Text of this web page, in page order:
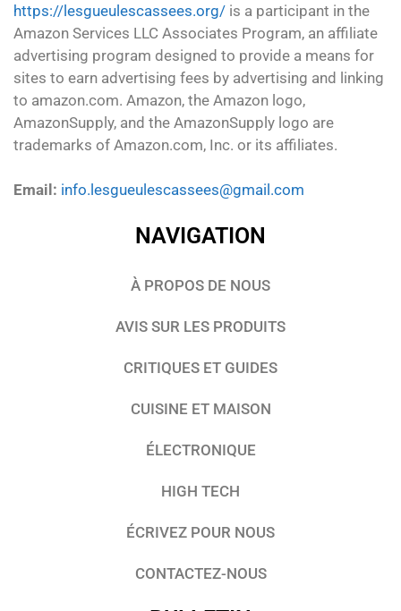
https://lesgueulescassees.org/ is a participant in the
Amazon Services LLC Associates Program, an affiliate
advertising program designed to provide a means for
sites to earn advertising fees by advertising and linking
to amazon.com. Amazon, the Amazon logo,
AmazonSupply, and the AmazonSupply logo are
trademarks of Amazon.com, Inc. or its affiliates.
Email: info.lesgueulescassees@gmail.com
NAVIGATION
À PROPOS DE NOUS
AVIS SUR LES PRODUITS
CRITIQUES ET GUIDES
CUISINE ET MAISON
ÉLECTRONIQUE
HIGH TECH
ÉCRIVEZ POUR NOUS
CONTACTEZ-NOUS